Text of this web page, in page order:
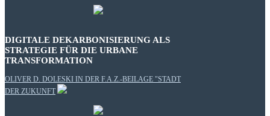
DIGITALE DEKARBONISIERUNG ALS
STRATEGIE FÜR DIE URBANE
TRANSFORMATION
OLIVER D. DOLESKI IN DER F.A.Z.-BEILAGE "STADT
DER ZUKUNFT